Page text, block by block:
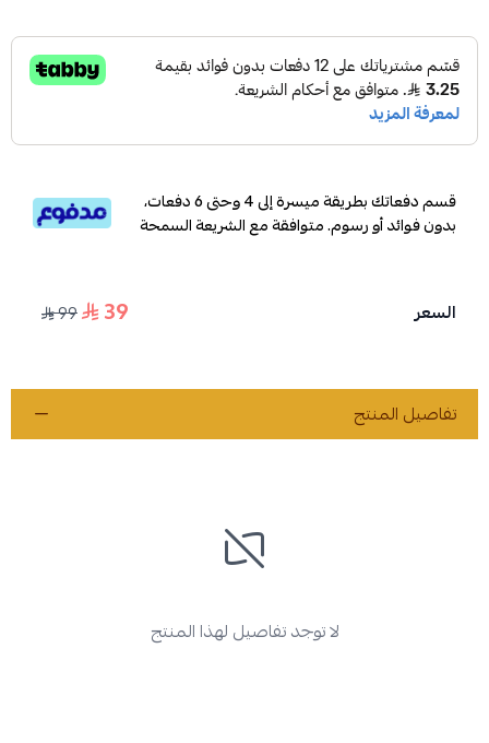
قسم دفعاتك بطريقة ميسرة إلى 4 وحتى 6 دفعات،
بدون فوائد أو رسوم. متوافقة مع الشريعة السمحة
السعر 39
99
تفاصيل المنتج
لا توجد تفاصيل لهذا المنتج